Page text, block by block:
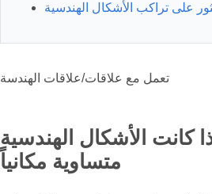
على تراكب الأشكال الهندسية
تعمل مع علاقات/علاقات الهندسة
كانت الأشكال الهندسية
متساوية مكانياً